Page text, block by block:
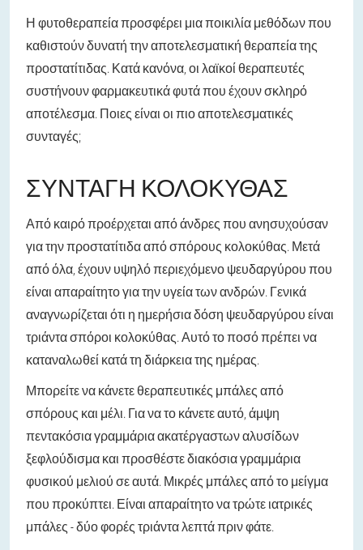
Η φυτοθεραπεία προσφέρει μια ποικιλία μεθόδων που
καθιστούν δυνατή την αποτελεσματική θεραπεία της
προστατίτιδας. Κατά κανόνα, οι λαϊκοί θεραπευτές
συστήνουν φαρμακευτικά φυτά που έχουν σκληρό
αποτέλεσμα. Ποιες είναι οι πιο αποτελεσματικές
συνταγές;
ΣΥΝΤΑΓΉ ΚΟΛΟΚΎΘΑΣ
Από καιρό προέρχεται από άνδρες που ανησυχούσαν
για την προστατίτιδα από σπόρους κολοκύθας. Μετά
από όλα, έχουν υψηλό περιεχόμενο ψευδαργύρου που
είναι απαραίτητο για την υγεία των ανδρών. Γενικά
αναγνωρίζεται ότι η ημερήσια δόση ψευδαργύρου είναι
τριάντα σπόροι κολοκύθας. Αυτό το ποσό πρέπει να
καταναλωθεί κατά τη διάρκεια της ημέρας.
Μπορείτε να κάνετε θεραπευτικές μπάλες από
σπόρους και μέλι. Για να το κάνετε αυτό, άμψη
πεντακόσια γραμμάρια ακατέργαστων αλυσίδων
ξεφλούδισμα και προσθέστε διακόσια γραμμάρια
φυσικού μελιού σε αυτά. Μικρές μπάλες από το μείγμα
που προκύπτει. Είναι απαραίτητο να τρώτε ιατρικές
μπάλες - δύο φορές τριάντα λεπτά πριν φάτε.